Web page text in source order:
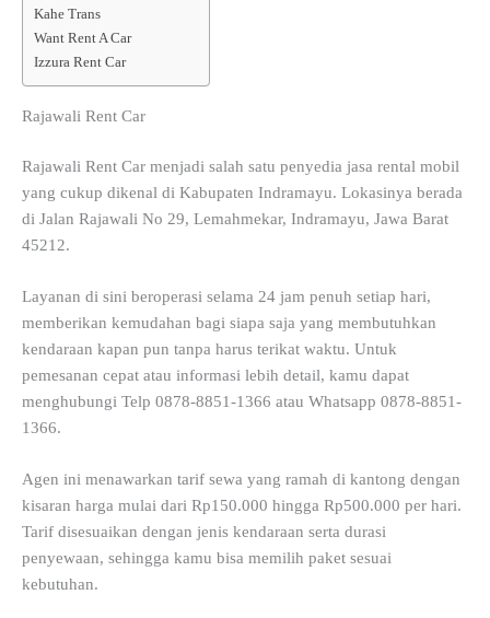
Kahe Trans
Want Rent A Car
Izzura Rent Car
Rajawali Rent Car
Rajawali Rent Car menjadi salah satu penyedia jasa rental mobil
yang cukup dikenal di Kabupaten Indramayu. Lokasinya berada
di Jalan Rajawali No 29, Lemahmekar, Indramayu, Jawa Barat
45212.
Layanan di sini beroperasi selama 24 jam penuh setiap hari,
memberikan kemudahan bagi siapa saja yang membutuhkan
kendaraan kapan pun tanpa harus terikat waktu. Untuk
pemesanan cepat atau informasi lebih detail, kamu dapat
menghubungi Telp 0878-8851-1366 atau Whatsapp 0878-8851-
1366.
Agen ini menawarkan tarif sewa yang ramah di kantong dengan
kisaran harga mulai dari Rp150.000 hingga Rp500.000 per hari.
Tarif disesuaikan dengan jenis kendaraan serta durasi
penyewaan, sehingga kamu bisa memilih paket sesuai
kebutuhan.